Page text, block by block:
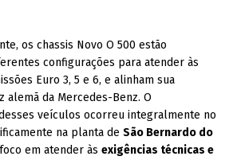
os chassis Novo O 500 estão
configurações para atender às
Euro 3, 5 e 6, e alinham sua
alemã da Mercedes-Benz. O
veículos ocorreu integralmente no
na planta deSão Bernardo do
em atender àsexigências técnicas e